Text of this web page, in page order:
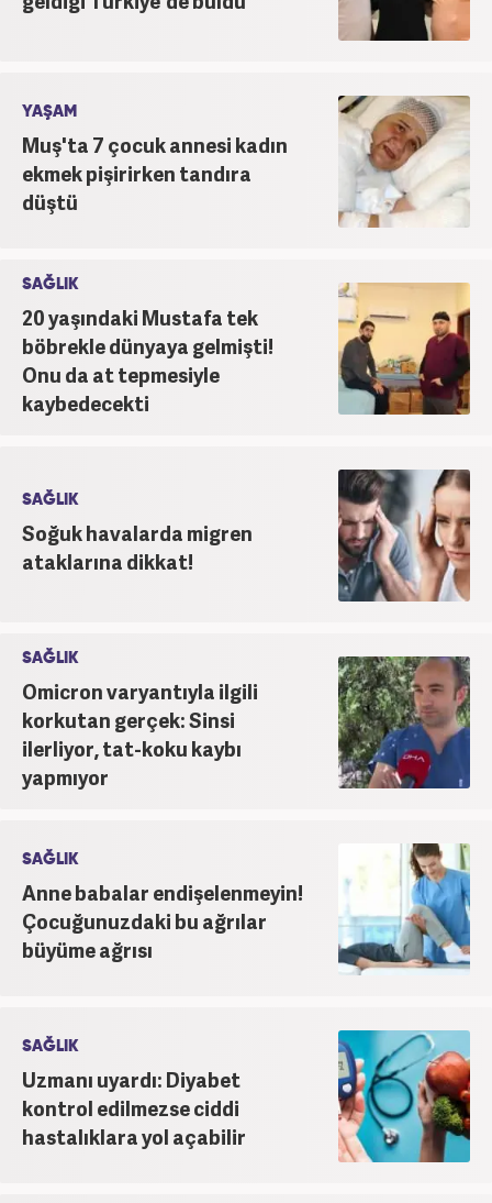
YAŞAM
Muş'ta 7 çocuk annesi kadın
ekmek pişirirken tandıra
düştü
SAĞLIK
20 yaşındaki Mustafa tek
böbrekle dünyaya gelmişti!
Onu da at tepmesiyle
kaybedecekti
SAĞLIK
Soğuk havalarda migren
ataklarına dikkat!
SAĞLIK
Omicron varyantıyla ilgili
korkutan gerçek: Sinsi
ilerliyor, tat-koku kaybı
yapmıyor
SAĞLIK
Anne babalar endişelenmeyin!
Çocuğunuzdaki bu ağrılar
büyüme ağrısı
SAĞLIK
Uzmanı uyardı: Diyabet
kontrol edilmezse ciddi
hastalıklara yol açabilir